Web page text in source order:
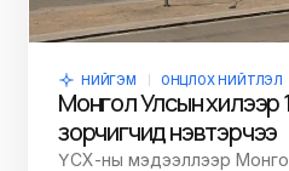
НИЙГЭМ ОНЦЛОХ НИЙТЛЭЛ
Монгол Улсын хилээр
зорчигчид нэвтэрчээ
ҮСХ-ны мэдээллээр